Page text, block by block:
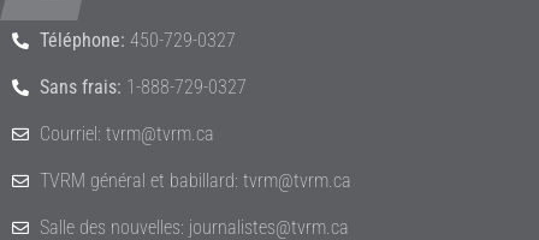
Téléphone: 450-729-0327
Sans frais: 1-888-729-0327
Courriel: tvrm@tvrm.ca
TVRM général et babillard: tvrm@tvrm.ca
Salle des nouvelles: journalistes@tvrm.ca